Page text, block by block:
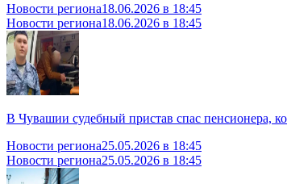
Новости региона18.06.2026 в 18:45
Новости региона18.06.2026 в 18:45
В Чувашии судебный пристав спас пенсионера,
Новости региона25.05.2026 в 18:45
Новости региона25.05.2026 в 18:45